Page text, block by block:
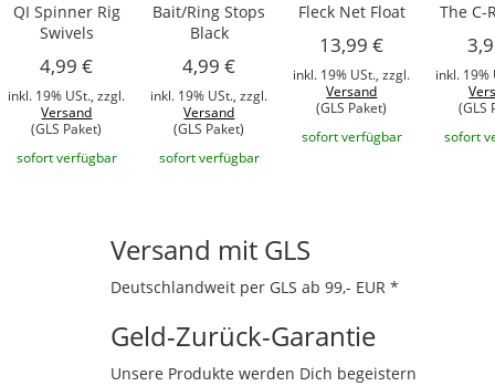
QI Spinner Rig
Swivels
4,99 €
inkl. 19% USt., zzgl.
Versand
(GLS Paket)
sofort verfügbar
Bait/Ring Stops
Black
4,99 €
inkl. 19% USt., zzgl.
Versand
(GLS Paket)
sofort verfügbar
Fleck Net Float
13,99 €
inkl. 19% USt., zzgl.
Versand
(GLS Paket)
sofort verfügbar
The C-
inkl. 19%
(GLS
sofort
Versand mit GLS
Deutschlandweit per GLS ab 99,- EUR *
Geld-Zurück-Garantie
Unsere Produkte werden Dich begeistern